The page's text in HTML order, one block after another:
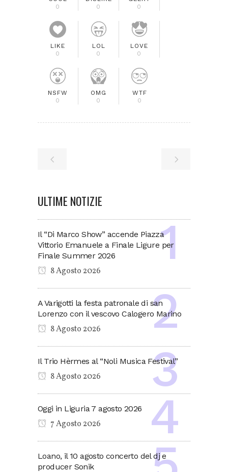
0
0
0
LIKE
0
LOL
0
LOVE
0
NSFW
0
OMG
0
WTF
0
ULTIME NOTIZIE
Il “Di Marco Show” accende Piazza
Vittorio Emanuele a Finale Ligure per
Finale Summer 2026
8 Agosto 2026
A Varigotti la festa patronale di san
Lorenzo con il vescovo Calogero Marino
8 Agosto 2026
Il Trio Hèrmes al “Noli Musica Festival”
8 Agosto 2026
Oggi in Liguria 7 agosto 2026
7 Agosto 2026
Loano, il 10 agosto concerto del dj e
producer Sonik